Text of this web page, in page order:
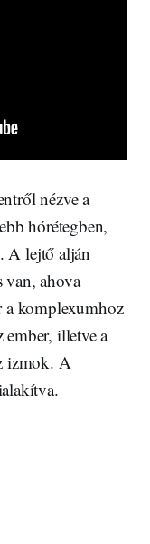
nézve a
hórétegben,
A lejtő alján
van, ahova
a komplexumhoz
ember, illetve a
izmok. A